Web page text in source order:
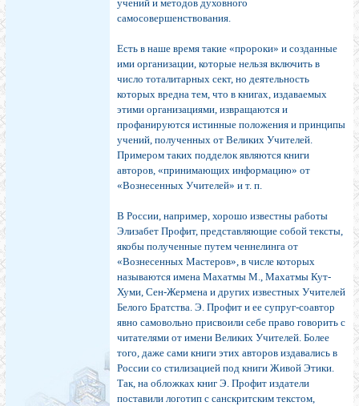
учений и методов духовного
самосовершенствования.
Есть в наше время такие «пророки» и созданные
ими организации, которые нельзя включить в
число тоталитарных сект, но деятельность
которых вредна тем, что в книгах, издаваемых
этими организациями, извращаются и
профанируются истинные положения и принципы
учений, полученных от Великих Учителей.
Примером таких подделок являются книги
авторов, «принимающих информацию» от
«Вознесенных Учителей» и т. п.
В России, например, хорошо известны работы
Элизабет Профит, представляющие собой тексты,
якобы полученные путем ченнелинга от
«Вознесенных Мастеров», в числе которых
называются имена Махатмы М., Махатмы Кут-
Хуми, Сен-Жермена и других известных Учителей
Белого Братства. Э. Профит и ее супруг-соавтор
явно самовольно присвоили себе право говорить с
читателями от имени Великих Учителей. Более
того, даже сами книги этих авторов издавались в
России со стилизацией под книги Живой Этики.
Так, на обложках книг Э. Профит издатели
поставили логотип с санскритским текстом,